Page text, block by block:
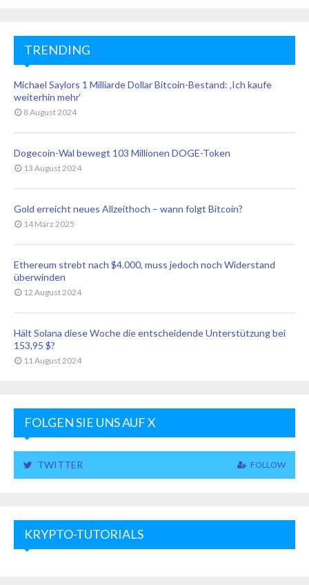
TRENDING
Michael Saylors 1 Milliarde Dollar Bitcoin-Bestand: ‚Ich kaufe
weiterhin mehr‘
8 August 2024
Dogecoin-Wal bewegt 103 Millionen DOGE-Token
13 August 2024
Gold erreicht neues Allzeithoch – wann folgt Bitcoin?
14 März 2025
Ethereum strebt nach $4.000, muss jedoch noch Widerstand
überwinden
12 August 2024
Hält Solana diese Woche die entscheidende Unterstützung bei
153,95 $?
11 August 2024
FOLGEN SIE UNS AUF X
TWITTER FOLLOW
KRYPTO-TUTORIALS